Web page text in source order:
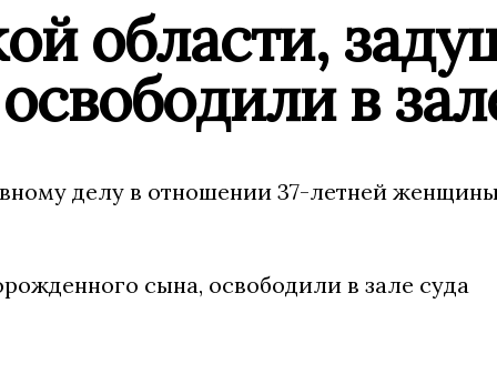
области,
в
делу в отношении 37-летней